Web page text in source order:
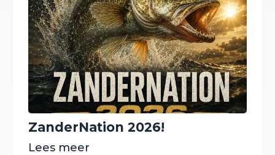
ZanderNation 2026!
Lees meer